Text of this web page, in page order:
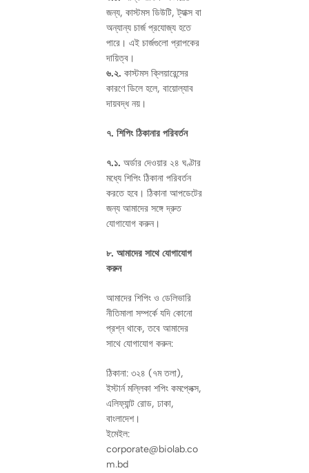
জন্য, কাস্টমস ডিউটি, ট্যাক্স বা
অন্যান্য চার্জ প্রযোজ্য হতে
পারে। এই চার্জগুলো প্রাপকের
দায়িত্ব।
৬.২. কাস্টমস ক্লিয়ারেন্সের
কারণে ডিলে হলে, বায়োল্যাব
দায়বদ্ধ নয়।
৭. শিপিং ঠিকানার পরিবর্তন
৭.১. অর্ডার দেওয়ার ২৪ ঘণ্টার
মধ্যে শিপিং ঠিকানা পরিবর্তন
করতে হবে। ঠিকানা আপডেটের
জন্য আমাদের সঙ্গে দ্রুত
যোগাযোগ করুন।
৮. আমাদের সাথে যোগাযোগ
করুন
আমাদের শিপিং ও ডেলিভারি
নীতিমালা সম্পর্কে যদি কোনো
প্রশ্ন থাকে, তবে আমাদের
সাথে যোগাযোগ করুন:
ঠিকানা: ৩২৪ (৭ম তলা),
ইস্টার্ন মল্লিকা শপিং কমপ্লেক্স,
এলিফ্যান্ট রোড, ঢাকা,
বাংলাদেশ।
ইমেইল:
corporate@biolab.co
m.bd